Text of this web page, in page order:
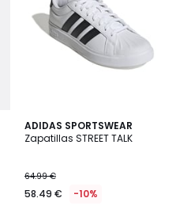
ADIDAS SPORTSWEAR
Zapatillas STREET TALK
64.99 €
58.49 € -10%
4,7
/ 5
2
Colores